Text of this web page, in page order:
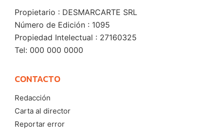
Propietario : DESMARCARTE SRL
Número de Edición : 1095
Propiedad Intelectual : 27160325
Tel: 000 000 0000
CONTACTO
Redacción
Carta al director
Reportar error